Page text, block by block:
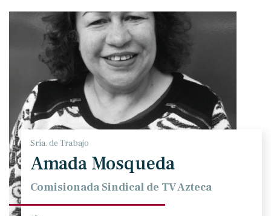
Sría. de Trabajo
Amada Mosqueda
Comisionada Sindical de TV Azteca